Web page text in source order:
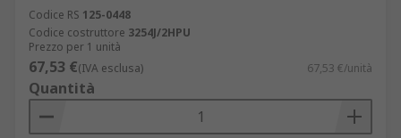
Codice RS 125-0448
Codice costruttore 3254J/2HPU
Prezzo per 1 unità
67,53 €(IVA esclusa) 67,53 €/unità
Quantità